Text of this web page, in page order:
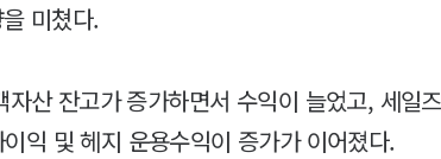
미쳤다.
산 잔고가 증가하면서 수익이 늘었고, 세일
익 및 헤지 운용수익이 증가가 이어졌다.